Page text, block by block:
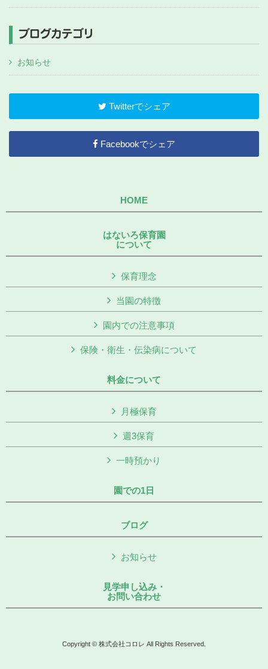
ブログカテゴリ
お知らせ
Twitterでシェア
Facebookでシェア
HOME
はないろ保育園
について
保育理念
当園の特徴
園内での注意事項
保険・衛生・伝染病について
料金について
月極保育
週3保育
一時預かり
園での1日
ブログ
お知らせ
見学申し込み・
お問い合わせ
Copyright © 株式会社コロレ All Rights Reserved.